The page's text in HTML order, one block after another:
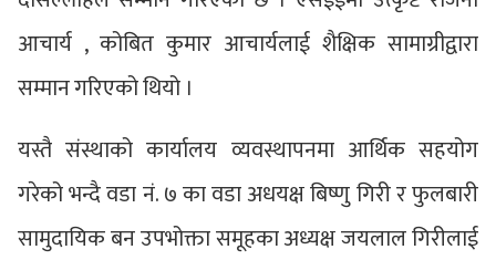
आचार्य , कोबित कुमार आचार्यलाई शैक्षिक सामाग्रीद्वारा
सम्मान गरिएको थियो ।
यस्तै संस्थाको कार्यालय व्यवस्थापनमा आर्थिक सहयोग
गरेको भन्दै वडा नं. ७ का वडा अधयक्ष बिष्णु गिरी र फुलबारी
सामुदायिक बन उपभोक्ता समूहका अध्यक्ष जयलाल गिरीलाई